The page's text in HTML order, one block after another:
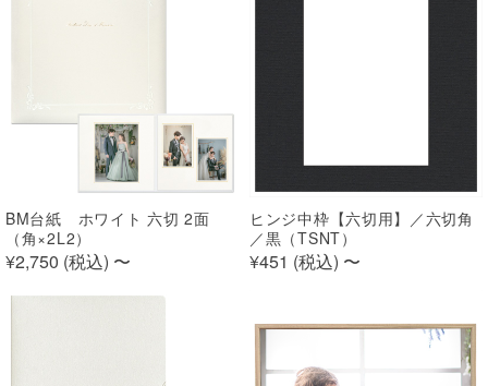
BM台紙 ホワイト 六切 2面
（角×2L2）
¥2,750 (税込) 〜
ヒンジ中枠【六切用】／六切角
／黒（TSNT）
¥451 (税込) 〜